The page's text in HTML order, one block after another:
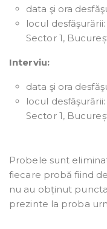
data şi ora
locul
Sector 1,
Interviu:
data şi ora
locul
Sector 1,
Probele sunt
fiecare probă fiind
nu au obținut
prezinte la proba